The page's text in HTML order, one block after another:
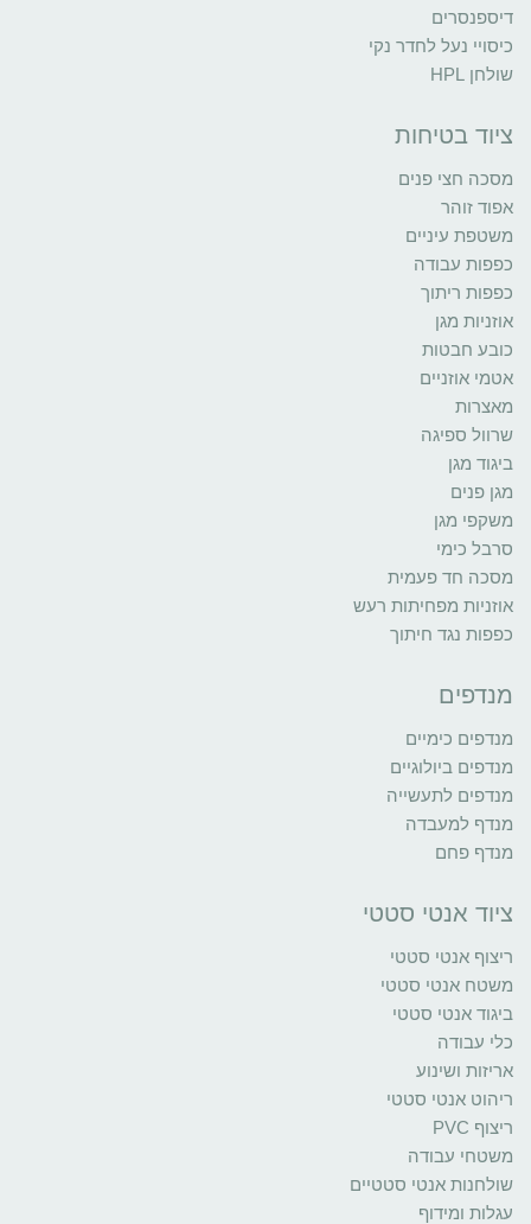
דיספנסרים
כיסויי נעל לחדר נקי
שולחן HPL
ציוד בטיחות
מסכה חצי פנים
אפוד זוהר
משטפת עיניים
כפפות עבודה
כפפות ריתוך
אוזניות מגן
כובע חבטות
אטמי אוזניים
מאצרות
שרוול ספיגה
ביגוד מגן
מגן פנים
משקפי מגן
סרבל כימי
מסכה חד פעמית
אוזניות מפחיתות רעש
כפפות נגד חיתוך
מנדפים
מנדפים כימיים
מנדפים ביולוגיים
מנדפים לתעשייה
מנדף למעבדה
מנדף פחם
ציוד אנטי סטטי
ריצוף אנטי סטטי
משטח אנטי סטטי
ביגוד אנטי סטטי
כלי עבודה
אריזות ושינוע
ריהוט אנטי סטטי
ריצוף PVC
משטחי עבודה
שולחנות אנטי סטטיים
עגלות ומידוף